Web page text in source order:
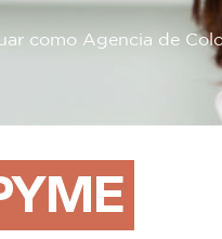
como Agencia de